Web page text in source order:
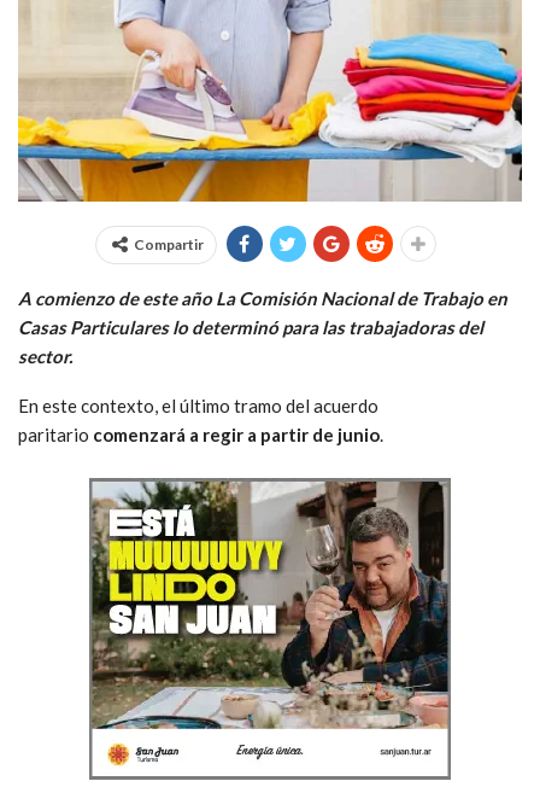
Compartir
A comienzo de este año La Comisión Nacional de Trabajo en
Casas Particulares lo determinó para las trabajadoras del
sector.
En este contexto, el último tramo del acuerdo
paritario comenzará a regir a partir de junio.